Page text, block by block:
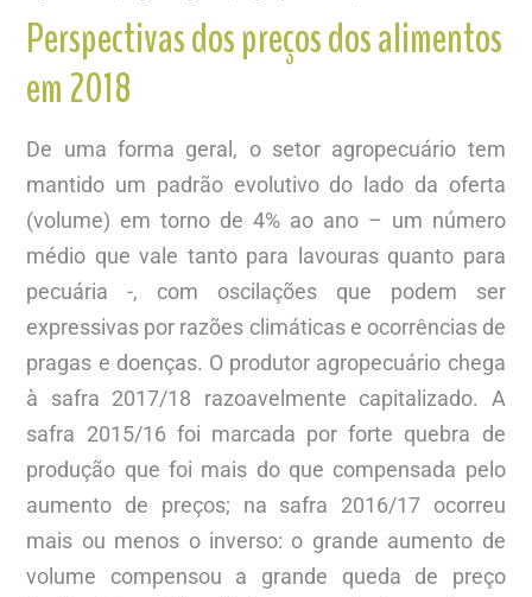
Perspectivas dos preços dos alimentos
em 2018
De uma forma geral, o setor agropecuário tem
mantido um padrão evolutivo do lado da oferta
(volume) em torno de 4% ao ano – um número
médio que vale tanto para lavouras quanto para
pecuária -, com oscilações que podem ser
expressivas por razões climáticas e ocorrências de
pragas e doenças. O produtor agropecuário chega
à safra 2017/18 razoavelmente capitalizado. A
safra 2015/16 foi marcada por forte quebra de
produção que foi mais do que compensada pelo
aumento de preços; na safra 2016/17 ocorreu
mais ou menos o inverso: o grande aumento de
volume compensou a grande queda de preço